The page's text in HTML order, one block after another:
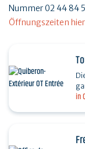
Nummer 02 44 84
Öffnungszeiten
in